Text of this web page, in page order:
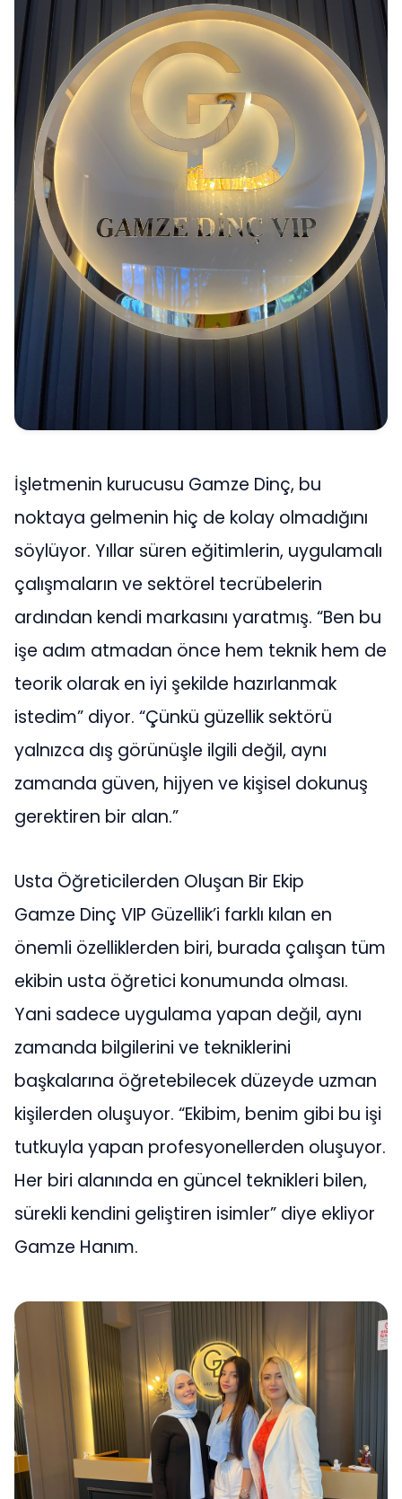
İşletmenin kurucusu Gamze Dinç, bu
noktaya gelmenin hiç de kolay olmadığını
söylüyor. Yıllar süren eğitimlerin, uygulamalı
çalışmaların ve sektörel tecrübelerin
ardından kendi markasını yaratmış. “Ben bu
işe adım atmadan önce hem teknik hem de
teorik olarak en iyi şekilde hazırlanmak
istedim” diyor. “Çünkü güzellik sektörü
yalnızca dış görünüşle ilgili değil, aynı
zamanda güven, hijyen ve kişisel dokunuş
gerektiren bir alan.”
Usta Öğreticilerden Oluşan Bir Ekip
Gamze Dinç VIP Güzellik’i farklı kılan en
önemli özelliklerden biri, burada çalışan tüm
ekibin usta öğretici konumunda olması.
Yani sadece uygulama yapan değil, aynı
zamanda bilgilerini ve tekniklerini
başkalarına öğretebilecek düzeyde uzman
kişilerden oluşuyor. “Ekibim, benim gibi bu işi
tutkuyla yapan profesyonellerden oluşuyor.
Her biri alanında en güncel teknikleri bilen,
sürekli kendini geliştiren isimler” diye ekliyor
Gamze Hanım.